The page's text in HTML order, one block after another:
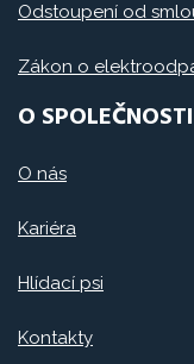
Odstoupení od
Zákon o
O SPOLEČNOSTI
O nás
Kariéra
Hlídací psi
Kontakty